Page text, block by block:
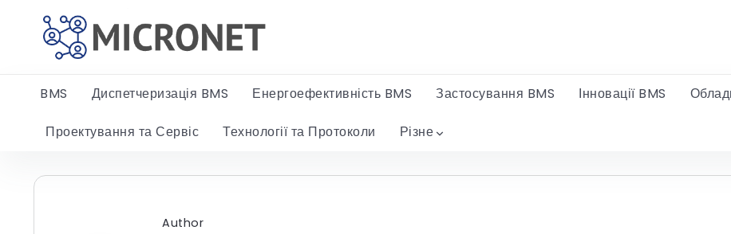
BMS Диспетчеризація BMS Енергоефективність BMS Застосування BMS Інновації BMS
Проектування та Сервіс Технології та Протоколи Різне
Author